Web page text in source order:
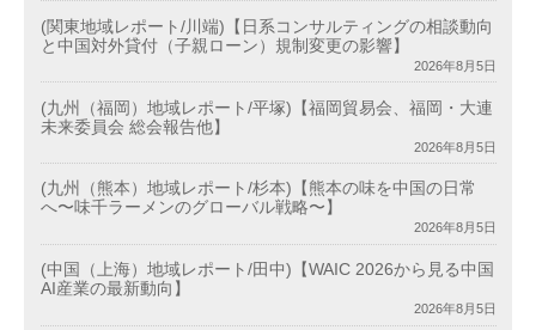
(関東地域レポート/川端)【日系コンサルティングの相談動向
と中国対外貸付（子親ローン）規制変更の影響】
2026年8月5日
(九州（福岡）地域レポート/平塚)【福岡貿易会、福岡・大連
未来委員会 総会報告他】
2026年8月5日
(九州（熊本）地域レポート/杉本)【熊本の味を中国の日常
へ〜味千ラーメンのグローバル戦略〜】
2026年8月5日
(中国（上海）地域レポート/田中)【WAIC 2026から見る中国
AI産業の最新動向】
2026年8月5日